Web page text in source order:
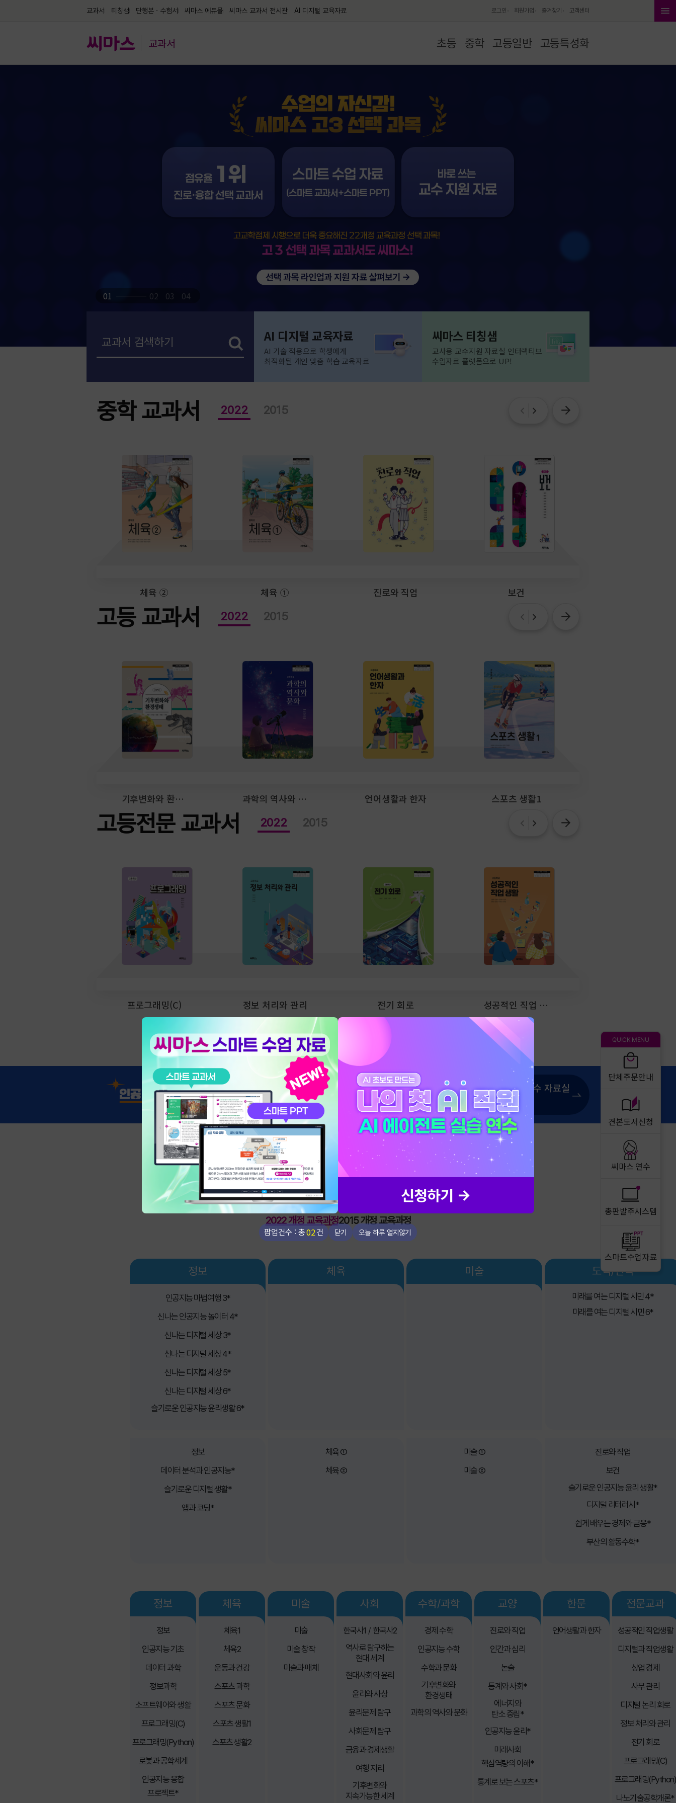
교과서 티칭샘 단행본ㆍ수험서 씨마스 에듀몰 씨마스 교과서 전시관 AI 디지털 교육자료 로그인 회원가입 즐겨찾기 고객센터
교과서 초등 중학 고등일반 고등특성화
팝업건수 : 총02 건 닫기 오늘 하루 열지않기
QUICK MENU
단체주문안내
견본도서신청
씨마스 연수
총판발주시스템
스마트수업자료
01 02 03 04
AI 디지털 교육자료
AI 기술 적용으로 학생에게
최적화된 개인 맞춤 학습 교육자료
씨마스 티칭샘
교사용 교수지원 자료실 인터랙티브
수업자료 플랫폼으로 UP!
중학 교과서 2022 2015
체육 ② 체육 ① 진로와 직업 보건
고등 교과서 2022 2015
기후변화와 환경생태 과학의 역사와 문화 언어생활과 한자 스포츠 생활1
고등전문 교과서 2022 2015
프로그래밍(C) 정보 처리와 관리 전기 회로 성공적인 직업 생활
온라인 연수 자료실
바로가기
씨마스 교과서
한눈에 보기
2022 개정 교육과정2015 개정 교육과정
정보
인공지능 마법여행 3*
신나는 인공지능 놀이터 4*
신나는 디지털 세상 3*
신나는 디지털 세상 4*
신나는 디지털 세상 5*
신나는 디지털 세상 6*
슬기로운 인공지능윤리생활 6*
체육
정보
데이터 분석과 인공지능*
슬기로운 디지털 생활*
앱과 코딩*
체육 ①
체육 ②
미술 도덕/선택
미래를 여는 디지털 시민 4*
미래를 여는 디지털 시민 6*
미술 ①
미술 ②
진로와 직업
보건
슬기로운 인공지능윤리 생활*
디지털 리터러시*
쉽게 배우는 경제와 금융*
부산의 활동수학*
고등학교
정보
정보
인공지능 기초
데이터 과학
정보과학
소프트웨어와 생활
프로그래밍(C)
프로그래밍(Python)
로봇과 공학세계
인공지능 융합
프로젝트*
체육
체육1
체육2
운동과 건강
스포츠 과학
스포츠 문화
스포츠 생활1
스포츠 생활2
미술
미술
미술 창작
미술과 매체
사회
한국사1 / 한국사2
역사로 탐구하는
현대 세계
현대사회와 윤리
윤리와 사상
윤리문제 탐구
사회문제 탐구
금융과 경제생활
여행 지리
기후변화와
지속가능한 세계
수학/과학
경제 수학
인공지능 수학
수학과 문화
기후변화와
환경생태
과학의 역사와 문화
교양
진로와 직업
인간과 심리
논술
통계와 사회*
에너지와
탄소 중립*
인공지능 윤리*
미래사회
핵심역량의 이해*
통계로 보는 스포츠*
한문
언어생활과 한자
전문교과
성공적인 직업생활
디지털과 직업생활
상업 경제
사무 관리
디지털 논리 회로
정보 처리와 관리
전기 회로
프로그래밍(C)
프로그래밍(Python)
나노기술공학개론*